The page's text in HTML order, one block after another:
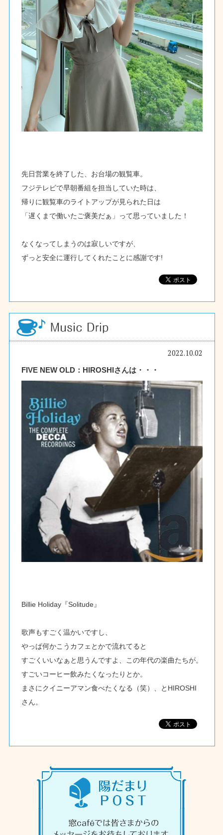
先日営業を終了した、お台場の観覧車。
フジテレビで早朝番組を担当していた時は、
帰りに観覧車のライトアップが見られた日は
「遅くまで働いたご褒美だぁ」って思っていました！
なくなってしまうのは寂しいですが、
ずっと安全に運行してくれたことに感謝です!
2022.10.02
FIVE NEW OLD：HIROSHIさんは・・・
Billie Holiday『Solitude』
歌声もすごく温かいですし、
やっぱ何かこうカフェとかで流れてると
すごくいいなぁと思うんですよ、この年代の楽曲たちが。
すごいコーヒー飲みたくなったりとか。
まさにクイニーアマン食べたくなる（笑）、とHIROSHI
さん。